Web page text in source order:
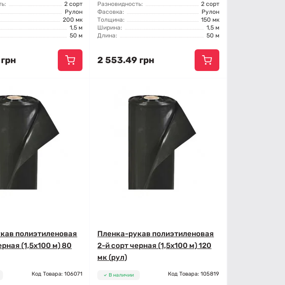
2 сорт
Рулон
200 мк
1,5 м
50 м
Разновидность:
2 сорт
Фасовка:
Рулон
Толщина:
150 мк
Ширина:
1,5 м
Длина:
50 м
2 553.49 грн
полиэтиленовая
(1,5x100 м) 80
Код Товара: 106071
Пленка-рукав полиэтиленовая
2-й сорт черная (1,5x100 м) 120
мк (рул)
В наличии Код Товара: 105819